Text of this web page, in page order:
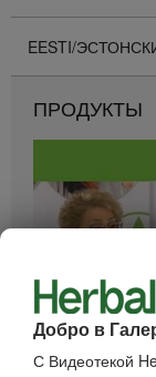
Добро в
С Видеотекой
EESTI/
ПРОДУКТЫ